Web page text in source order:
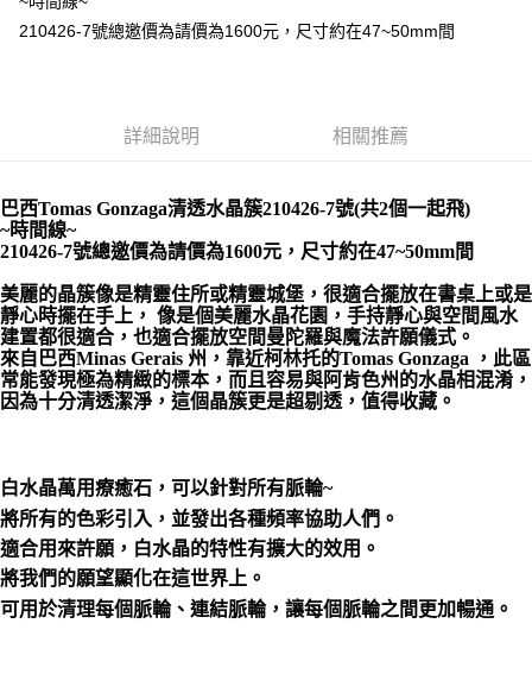
賣家宅配幫您送（台灣）
每筆NT$80，滿NT$3,000(含以上)免運費
郵局幫你送（離島）
每筆NT$80，滿NT$3,000(含以上)免運費
付款後門市自取
免運費
210426-7號總邀價為請價為1600元，尺寸約在47~50mm間
詳細說明 相關推薦
巴西Tomas Gonzaga清透水晶簇210426-7號(共2個一起飛)
~時間線~
210426-7號總邀價為請價為1600元，尺寸約在47~50mm間
美麗的晶簇像是精靈住所或精靈城堡，很適合擺放在書桌上或是
靜心時擺在手上， 像是個美麗水晶花園，手持靜心與空間風水
建置都很適合，也適合擺放空間曼陀羅與魔法許願儀式。
來自巴西Minas Gerais 州，靠近柯林托的Tomas Gonzaga ，此區
常能發現極為精緻的標本，而且容易與阿肯色州的水晶相混淆，
因為十分清透潔淨，這個晶簇更是超剔透，值得收藏。
白水晶萬用療癒石，可以針對所有脈輪~
將所有的色彩引入，並發出各種頻率協助人們。
適合用來許願，白水晶的特性有擴大的效用。
將我們的願望顯化在這世界上。
可用於清理每個脈輪、連結脈輪，讓每個脈輪之間更加暢通。